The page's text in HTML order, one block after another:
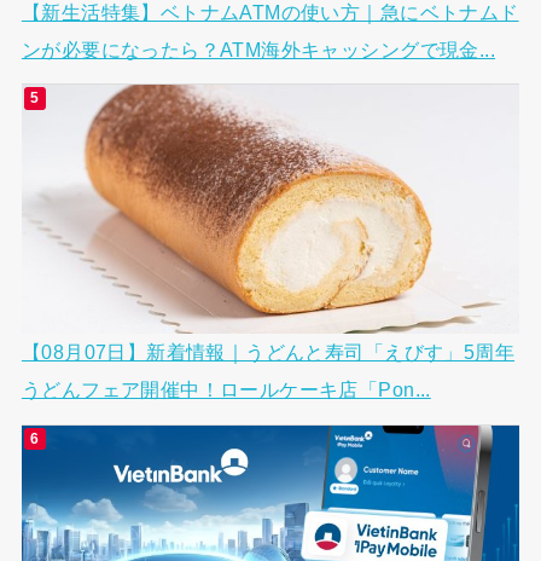
【新生活特集】ベトナムATMの使い方｜急にベトナムド
ンが必要になったら？ATM海外キャッシングで現金...
【08月07日】新着情報｜うどんと寿司「えびす」5周年
うどんフェア開催中！ロールケーキ店「Pon...